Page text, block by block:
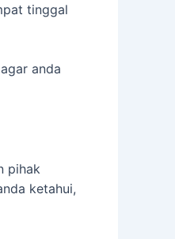
tinggal
anda
pihak
ketahui,